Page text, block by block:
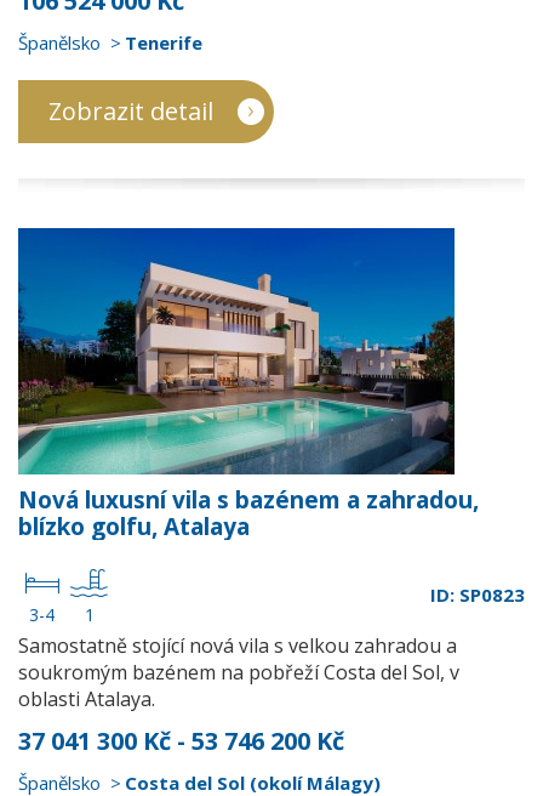
Španělsko Tenerife
Zobrazit detail
Nová luxusní vila s bazénem a zahradou,
blízko golfu, Atalaya
3-4 1
ID: SP0823
Samostatně stojící nová vila s velkou zahradou a
soukromým bazénem na pobřeží Costa del Sol, v
oblasti Atalaya.
37 041 300 Kč - 53 746 200 Kč
Španělsko Costa del Sol (okolí Málagy)